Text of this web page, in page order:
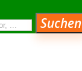
Suchen